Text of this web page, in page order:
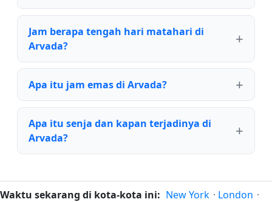
Jam berapa tengah hari matahari di
Arvada?
Apa itu jam emas di Arvada?
Apa itu senja dan kapan terjadinya di
Arvada?
Waktu sekarang di kota-kota ini: New York · London ·